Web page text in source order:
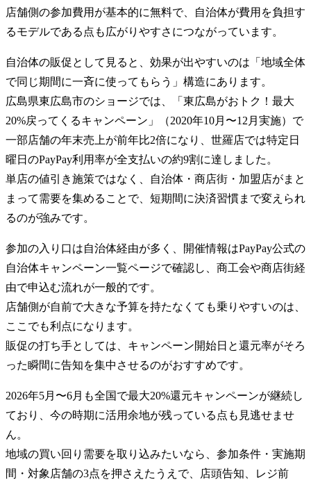
店舗側の参加費用が基本的に無料で、自治体が費用を負担す
るモデルである点も広がりやすさにつながっています。
自治体の販促として見ると、効果が出やすいのは「地域全体
で同じ期間に一斉に使ってもらう」構造にあります。
広島県東広島市のショージでは、「東広島がおトク！最大
20%戻ってくるキャンペーン」（2020年10月〜12月実施）で
一部店舗の年末売上が前年比2倍になり、世羅店では特定日
曜日のPayPay利用率が全支払いの約9割に達しました。
単店の値引き施策ではなく、自治体・商店街・加盟店がまと
まって需要を集めることで、短期間に決済習慣まで変えられ
るのが強みです。
参加の入り口は自治体経由が多く、開催情報はPayPay公式の
自治体キャンペーン一覧ページで確認し、商工会や商店街経
由で申込む流れが一般的です。
店舗側が自前で大きな予算を持たなくても乗りやすいのは、
ここでも利点になります。
販促の打ち手としては、キャンペーン開始日と還元率がそろ
った瞬間に告知を集中させるのがおすすめです。
2026年5月〜6月も全国で最大20%還元キャンペーンが継続し
ており、今の時期に活用余地が残っている点も見逃せませ
ん。
地域の買い回り需要を取り込みたいなら、参加条件・実施期
間・対象店舗の3点を押さえたうえで、店頭告知、レジ前